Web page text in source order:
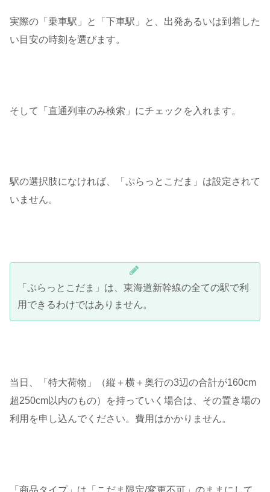
実際の「乗車駅」と「下車駅」と、出発あるいは到着した
い目安の時刻を選びます。
そして「直通列車のみ検索」にチェックを入れます。
駅の選択肢になければ、「ぷらっとこだま」は設定されて
いません。
「ぷらっとこだま」は、東海道新幹線の全ての駅で利
用できるわけではありません。
当日、「特大荷物」（縦＋横＋奥行の3辺の合計が160cm
超250cm以内のもの）を持っていく場合は、その置き場の
利用を申し込んでください。費用はかかりません。
「商品タイプ」は「こだま限定/変更不可」のままにして